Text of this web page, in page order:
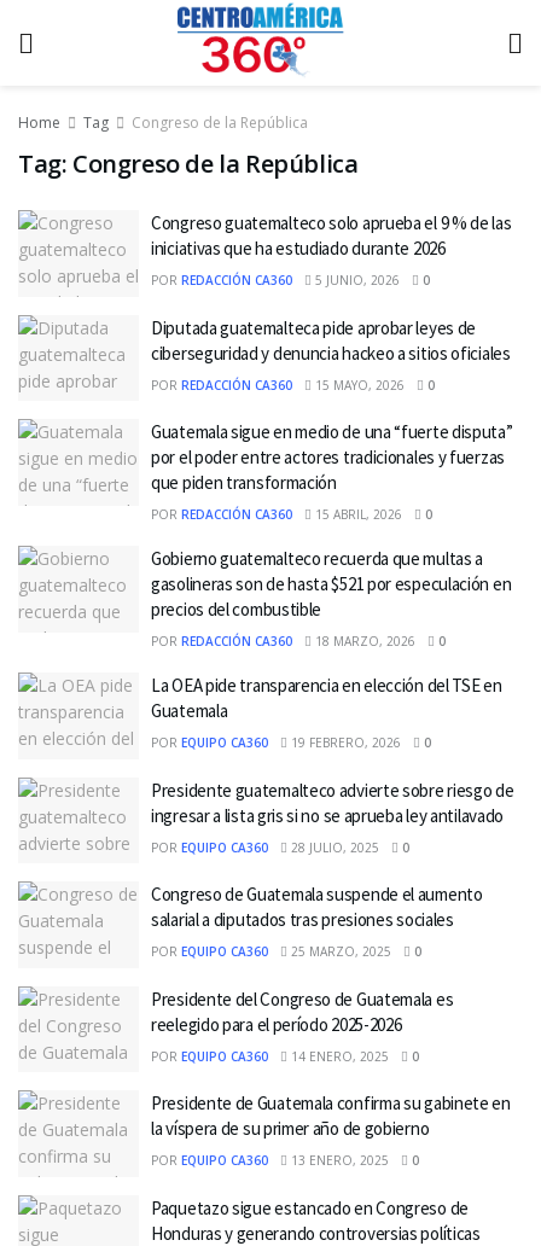
Home Tag Congreso de la República
Tag: Congreso de la República
Congreso guatemalteco solo aprueba el 9 % de las
iniciativas que ha estudiado durante 2026
POR REDACCIÓN CA360 5 JUNIO, 2026 0
Diputada guatemalteca pide aprobar leyes de
ciberseguridad y denuncia hackeo a sitios oficiales
POR REDACCIÓN CA360 15 MAYO, 2026 0
Guatemala sigue en medio de una “fuerte disputa”
por el poder entre actores tradicionales y fuerzas
que piden transformación
POR REDACCIÓN CA360 15 ABRIL, 2026 0
Gobierno guatemalteco recuerda que multas a
gasolineras son de hasta $521 por especulación en
precios del combustible
POR REDACCIÓN CA360 18 MARZO, 2026 0
La OEA pide transparencia en elección del TSE en
Guatemala
POR EQUIPO CA360 19 FEBRERO, 2026 0
Presidente guatemalteco advierte sobre riesgo de
ingresar a lista gris si no se aprueba ley antilavado
POR EQUIPO CA360 28 JULIO, 2025 0
Congreso de Guatemala suspende el aumento
salarial a diputados tras presiones sociales
POR EQUIPO CA360 25 MARZO, 2025 0
Presidente del Congreso de Guatemala es
reelegido para el período 2025-2026
POR EQUIPO CA360 14 ENERO, 2025 0
Presidente de Guatemala confirma su gabinete en
la víspera de su primer año de gobierno
POR EQUIPO CA360 13 ENERO, 2025 0
Paquetazo sigue estancado en Congreso de
Honduras y generando controversias políticas